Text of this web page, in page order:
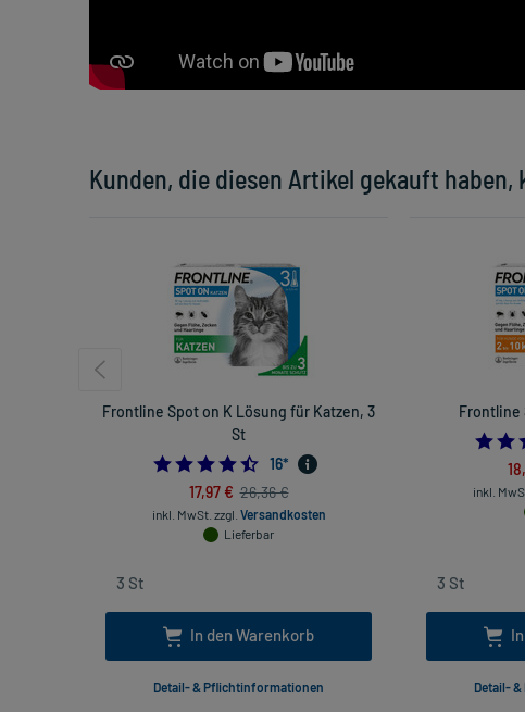
Kunden, die diesen Artikel gekauft haben,
Frontline Spot on K Lösung für Katzen, 3
St
4.4375
16*
17,97 € 26,36 €
inkl. MwSt. zzgl. Versandkosten
Lieferbar
In den Warenkorb
Detail- & Pflichtinformationen
Frontline
inkl.
Detail-